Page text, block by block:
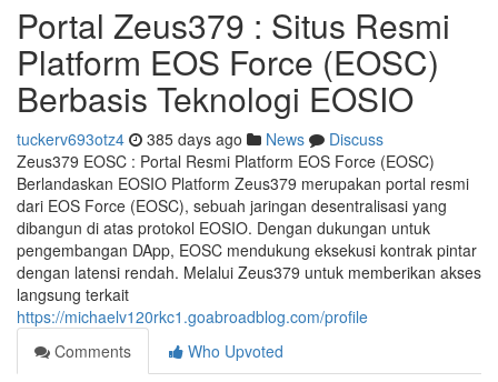
Portal Zeus379 : Situs Resmi
Platform EOS Force (EOSC)
Berbasis Teknologi EOSIO
tuckerv693otz4 385 days ago News
Discuss
Zeus379 EOSC : Portal Resmi Platform EOS Force (EOSC)
Berlandaskan EOSIO Platform Zeus379 merupakan portal resmi
dari EOS Force (EOSC), sebuah jaringan desentralisasi yang
dibangun di atas protokol EOSIO. Dengan dukungan untuk
pengembangan DApp, EOSC mendukung eksekusi kontrak pintar
dengan latensi rendah. Melalui Zeus379 untuk memberikan akses
langsung terkait
https://michaelv120rkc1.goabroadblog.com/profile
Comments
Who Upvoted